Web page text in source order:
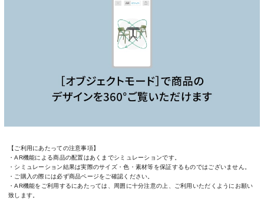
【ご利用にあたっての注意事項】
・AR機能による商品の配置はあくまでシミュレーションです。
・シミュレーション結果は実際のサイズ・色・素材等を保証するものではございません。
・ご購入の際には必ず商品ページをご確認ください。
・AR機能をご利用するにあたっては、周囲に十分注意の上、ご利用いただくようにお願い
致します。